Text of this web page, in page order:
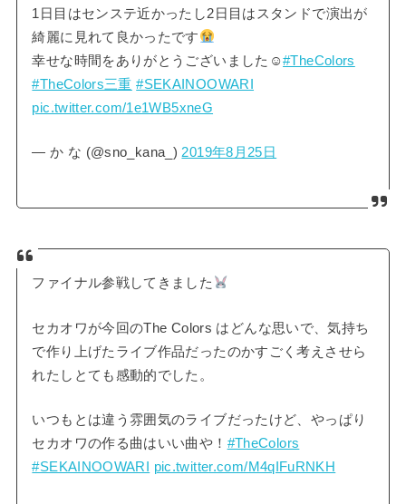
1日目はセンステ近かったし2日目はスタンドで演出が
綺麗に見れて良かったです
幸せな時間をありがとうございました☺︎#TheColors
#TheColors三重 #SEKAINOOWARI
pic.twitter.com/1e1WB5xneG
— か な (@sno_kana_)2019年8月25日
ファイナル参戦してきました
セカオワが今回のThe Colors はどんな思いで、気持ち
で作り上げたライブ作品だったのかすごく考えさせら
れたしとても感動的でした。
いつもとは違う雰囲気のライブだったけど、やっぱり
セカオワの作る曲はいい曲や！ #TheColors
#SEKAINOOWARI
pic.twitter.com/M4qIFuRNKH